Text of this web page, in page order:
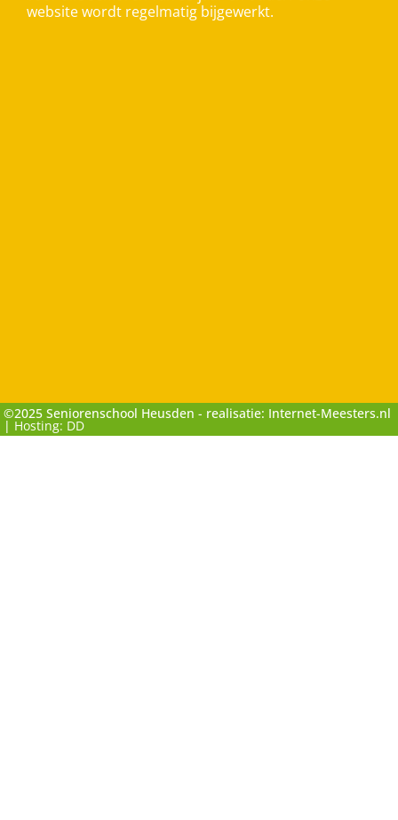
website wordt regelmatig bijgewerkt.
©2025 Seniorenschool Heusden - realisatie: Internet-Meesters.nl
| Hosting: DD